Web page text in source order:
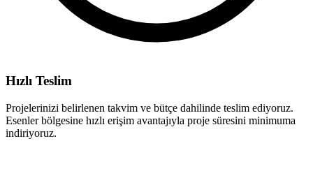
Hızlı Teslim
Projelerinizi belirlenen takvim ve bütçe dahilinde teslim ediyoruz.
Esenler bölgesine hızlı erişim avantajıyla proje süresini minimuma
indiriyoruz.